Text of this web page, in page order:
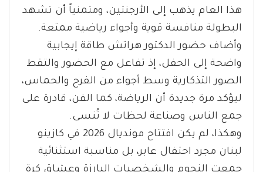
هذا العام يذهب إلى الأرجنتين، ومتمنياً أن تشهد
البطولة منافسة قوية وأجواء رياضية ممتعة.
وأضاف حضور الدكتور هراتش طاقة إيجابية
واضحة إلى الحفل، إذ تفاعل مع الحضور والتقط
الصور التذكارية وسط أجواء من الفرح والحماس،
ليؤكد مرة جديدة أن الرياضة، كما الفن، قادرة على
جمع الناس وصناعة لحظات لا تُنسى.
وهكذا، لم يكن افتتاح مونديال 2026 في كازينو
لبنان مجرد احتفال عابر، بل مناسبة استثنائية